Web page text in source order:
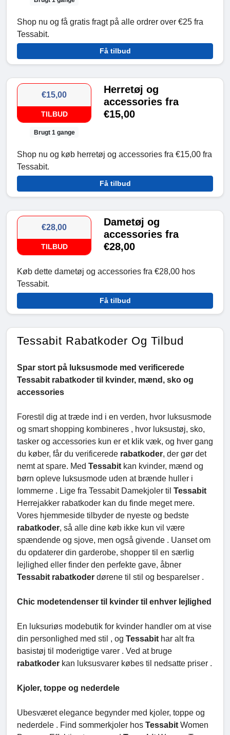
Shop nu og få gratis fragt på alle ordrer over €25 fra
Tessabit.
Få tilbud
€15,00
TILBUD
Brugt 1 gange
Herretøj og
accessories fra
€15,00
Shop nu og køb herretøj og accessories fra €15,00 fra
Tessabit.
Få tilbud
€28,00
TILBUD
Dametøj og
accessories fra
€28,00
Køb dette dametøj og accessories fra €28,00 hos
Tessabit.
Få tilbud
Tessabit Rabatkoder Og Tilbud
Spar stort på luksusmode med verificerede
Tessabit rabatkoder til kvinder, mænd, sko og
accessories
Forestil dig at træde ind i en verden, hvor luksusmode
og smart shopping kombineres , hvor luksustøj, sko,
tasker og accessories kun er et klik væk, og hver gang
du køber, får du verificerede rabatkoder, der gør det
nemt at spare. Med Tessabit kan kvinder, mænd og
børn opleve luksusmode uden at brænde huller i
lommerne . Lige fra Tessabit Damekjoler til Tessabit
Herrejakker rabatkoder kan du finde meget mere.
Vores hjemmeside tilbyder de nyeste og bedste
rabatkoder, så alle dine køb ikke kun vil være
spændende og sjove, men også givende . Uanset om
du opdaterer din garderobe, shopper til en særlig
lejlighed eller finder den perfekte gave, åbner
Tessabit rabatkoder dørene til stil og besparelser .
Chic modetendenser til kvinder til enhver lejlighed
En luksuriøs modebutik for kvinder handler om at vise
din personlighed med stil , og Tessabit har alt fra
basistøj til moderigtige varer . Ved at bruge
rabatkoder kan luksusvarer købes til nedsatte priser .
Kjoler, toppe og nederdele
Ubesværet elegance begynder med kjoler, toppe og
nederdele . Find sommerkjoler hos Tessabit Women